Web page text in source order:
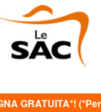
GRATUITA*!